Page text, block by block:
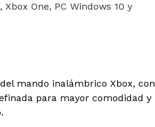
One, PC Windows 10 y
mando inalámbrico Xbox, con
para mayor comodidad y